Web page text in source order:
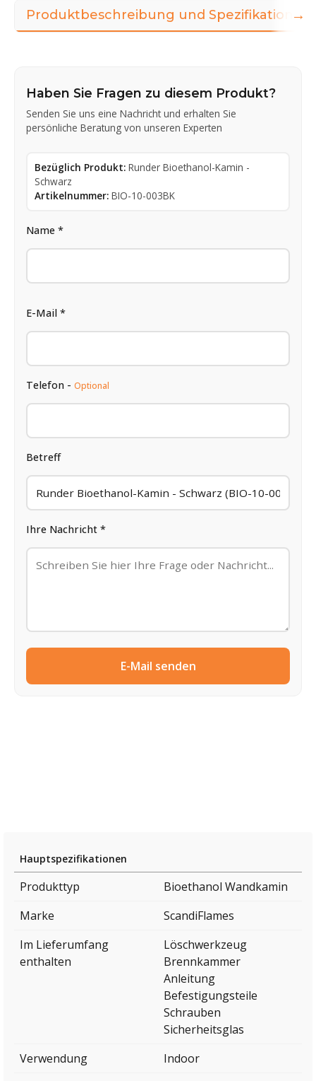
Produktbeschreibung und Spezifikationen
Haben Sie Fragen zu diesem Produkt?
Senden Sie uns eine Nachricht und erhalten Sie
persönliche Beratung von unseren Experten
Bezüglich Produkt: Runder Bioethanol-Kamin -
Schwarz
Artikelnummer: BIO-10-003BK
Name *
E-Mail *
Telefon - Optional
Betreff
Ihre Nachricht *
E-Mail senden
Hauptspezifikationen
Produkttyp
Bioethanol Wandkamin
Marke
ScandiFlames
Im Lieferumfang
enthalten
Löschwerkzeug
Brennkammer
Anleitung
Befestigungsteile
Schrauben
Sicherheitsglas
Verwendung
Indoor
→